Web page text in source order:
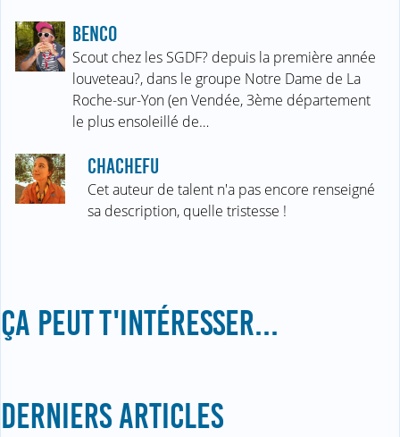
BENCO
Scout chez les SGDF? depuis la première année
louveteau?, dans le groupe Notre Dame de La
Roche-sur-Yon (en Vendée, 3ème département
le plus ensoleillé de…
CHACHEFU
Cet auteur de talent n'a pas encore renseigné
sa description, quelle tristesse !
ÇA PEUT T'INTÉRESSER...
DERNIERS ARTICLES